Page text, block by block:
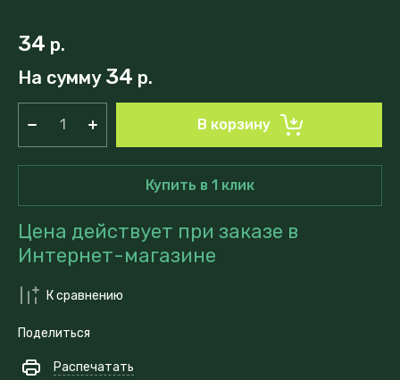
34 р.
На сумму 34 р.
В корзину
Купить в 1 клик
Цена действует при заказе в
Интернет-магазине
К сравнению
Поделиться
Распечатать